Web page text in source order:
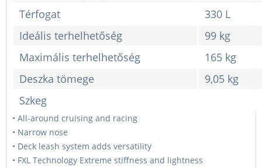
Térfogat
330 L
Ideális terhelhetőség
99 kg
Maximális terhelhetőség
165 kg
Deszka tömege
9,05 kg
Szkeg
• All-around cruising and racing
• Narrow nose
• Deck leash system adds versatility
• FXL Technology Extreme stiffness and lightness